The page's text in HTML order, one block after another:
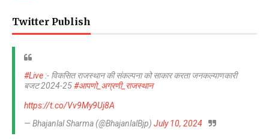
Twitter Publish
#Live :- विकसित राजस्थान की संकल्पना को साकार करता जनकल्याणकारी
बजट 2024-25#आपणो_अग्रणी_राजस्थान
https://t.co/Vv9My9Uj8A
— Bhajanlal Sharma (@BhajanlalBjp) July 10, 2024